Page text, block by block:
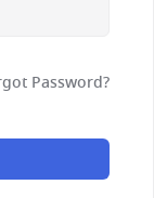
Password?